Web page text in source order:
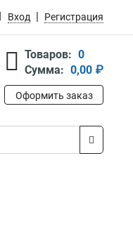
Вход Регистрация
Товаров: 0
Сумма: 0,00 ₽
Оформить заказ